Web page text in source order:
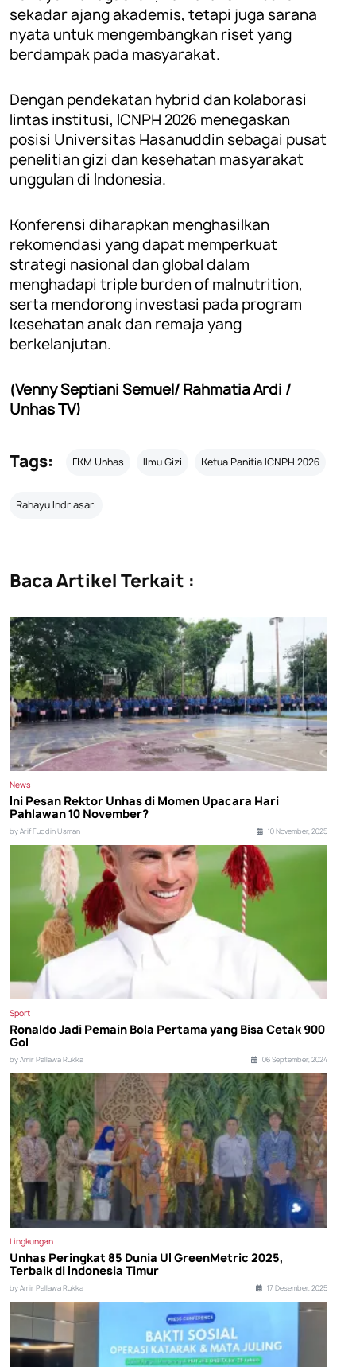
sekadar ajang akademis, tetapi juga sarana
nyata untuk mengembangkan riset yang
berdampak pada masyarakat.
Dengan pendekatan hybrid dan kolaborasi
lintas institusi, ICNPH 2026 menegaskan
posisi Universitas Hasanuddin sebagai pusat
penelitian gizi dan kesehatan masyarakat
unggulan di Indonesia.
Konferensi diharapkan menghasilkan
rekomendasi yang dapat memperkuat
strategi nasional dan global dalam
menghadapi triple burden of malnutrition,
serta mendorong investasi pada program
kesehatan anak dan remaja yang
berkelanjutan.
(Venny Septiani Semuel/ Rahmatia Ardi /
Unhas TV)
Tags: FKM Unhas Ilmu Gizi Ketua Panitia ICNPH 2026
Rahayu Indriasari
Baca Artikel Terkait :
News
Ini Pesan Rektor Unhas di Momen Upacara Hari
Pahlawan 10 November?
by Arif Fuddin Usman 10 November, 2025
Sport
Ronaldo Jadi Pemain Bola Pertama yang Bisa Cetak 900
Gol
by Amir Pallawa Rukka 06 September, 2024
Lingkungan
Unhas Peringkat 85 Dunia UI GreenMetric 2025,
Terbaik di Indonesia Timur
by Amir Pallawa Rukka 17 Desember, 2025